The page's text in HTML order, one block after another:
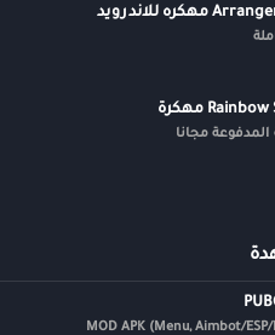
MOD APK (Menu, Aimbot/